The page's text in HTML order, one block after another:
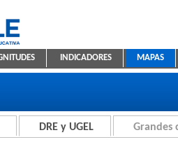
Educativa
UGEL INDICADORES MAPAS
DRE y UGEL Grandes